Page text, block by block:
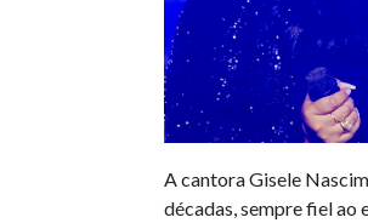
A cantora Gisele
décadas, sempre fiel ao